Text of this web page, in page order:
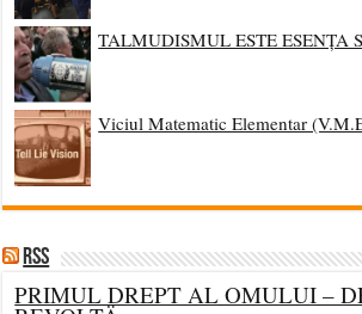
TALMUDISMUL ESTE ESENȚA
Viciul Matematic Elementar
RSS
PRIMUL DREPT AL OMULUI –